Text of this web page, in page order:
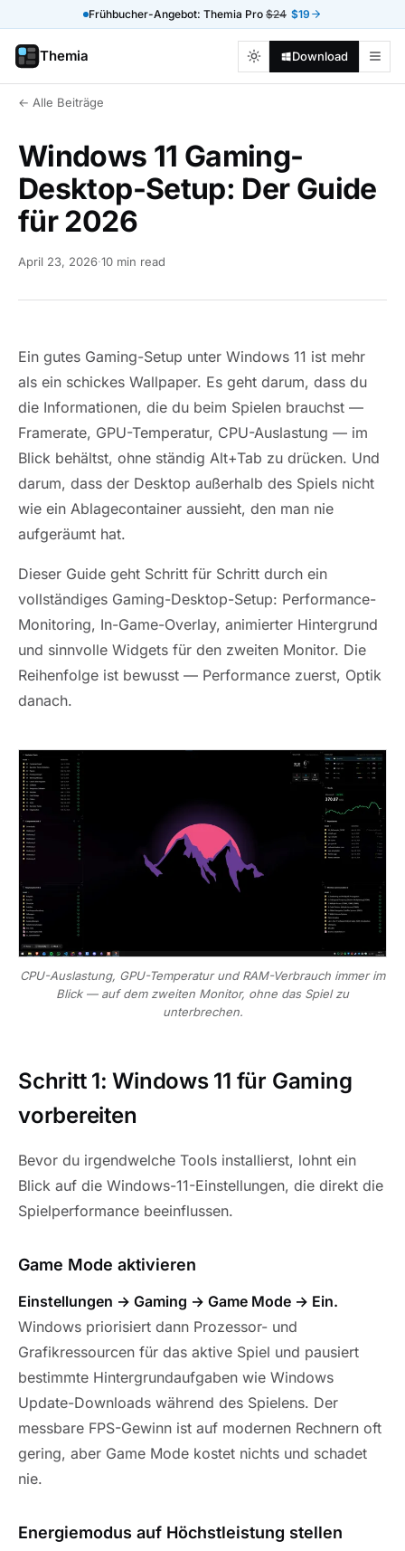
Frühbucher-Angebot: Themia Pro $24 $19
Themia Download
← Alle Beiträge
Windows 11 Gaming-
Desktop-Setup: Der Guide
für 2026
April 23, 2026·10 min read
Ein gutes Gaming-Setup unter Windows 11 ist mehr
als ein schickes Wallpaper. Es geht darum, dass du
die Informationen, die du beim Spielen brauchst —
Framerate, GPU-Temperatur, CPU-Auslastung — im
Blick behältst, ohne ständig Alt+Tab zu drücken. Und
darum, dass der Desktop außerhalb des Spiels nicht
wie ein Ablagecontainer aussieht, den man nie
aufgeräumt hat.
Dieser Guide geht Schritt für Schritt durch ein
vollständiges Gaming-Desktop-Setup: Performance-
Monitoring, In-Game-Overlay, animierter Hintergrund
und sinnvolle Widgets für den zweiten Monitor. Die
Reihenfolge ist bewusst — Performance zuerst, Optik
danach.
CPU-Auslastung, GPU-Temperatur und RAM-Verbrauch immer im
Blick — auf dem zweiten Monitor, ohne das Spiel zu
unterbrechen.
Schritt 1: Windows 11 für Gaming
vorbereiten
Bevor du irgendwelche Tools installierst, lohnt ein
Blick auf die Windows-11-Einstellungen, die direkt die
Spielperformance beeinflussen.
Game Mode aktivieren
Einstellungen → Gaming → Game Mode → Ein.
Windows priorisiert dann Prozessor- und
Grafikressourcen für das aktive Spiel und pausiert
bestimmte Hintergrundaufgaben wie Windows
Update-Downloads während des Spielens. Der
messbare FPS-Gewinn ist auf modernen Rechnern oft
gering, aber Game Mode kostet nichts und schadet
nie.
Energiemodus auf Höchstleistung stellen